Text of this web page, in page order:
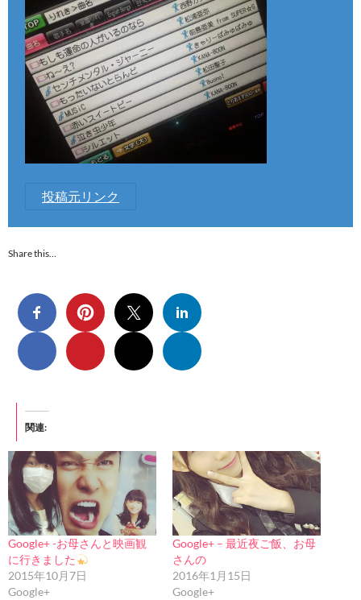
投稿元リンク
Share this…
関連
Google+ -お母さんと映画観
に行きました
2015年10月7日
Google+
Google+ – 最近夜ご飯、お母
さんの
2016年1月15日
Google+